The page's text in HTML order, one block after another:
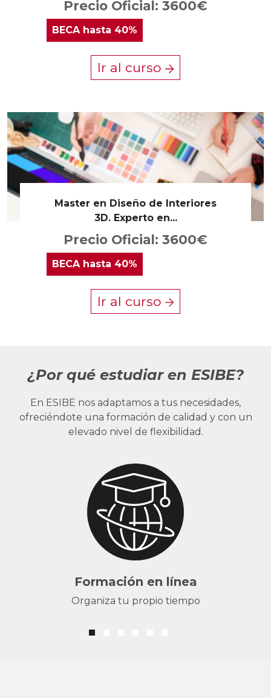
Precio Oficial: 3600€
BECAhasta 40%
Ir al curso
Master en Diseño de Interiores
3D. Experto en...
Precio Oficial: 3600€
BECA hasta 40%
Ir al curso
¿Por qué estudiar en ESIBE?
En ESIBE nos adaptamos a tus necesidades,
ofreciéndote una formación de calidad y con un
elevado nivel de flexibilidad.
Formación en línea
Organiza tu propio tiempo